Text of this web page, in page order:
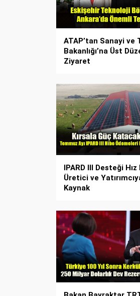
ATAP’tan Sanayi ve
Bakanlığı’na Üst
Ziyaret
IPARD III Desteği
Üretici ve
Kaynak